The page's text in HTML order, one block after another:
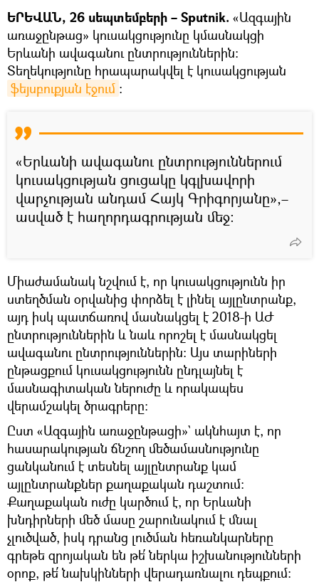
ԵՐԵՎԱՆ, 26 սեպտեմբերի – Sputnik. «Ազգային
առաջընթաց» կուսակցությունը կմասնակցի
Երևանի ավագանու ընտրություններին։
Տեղեկությունը հրապարակվել է կուսակցության
ֆեյսբուքյան էջում ։
«Երևանի ավագանու ընտրություններում
կուսակցության ցուցակը կգլխավորի
վարչության անդամ Հայկ Գրիգորյանը»,–
ասված է հաղորդագրության մեջ։
Միաժամանակ նշվում է, որ կուսակցությունն իր
ստեղծման օրվանից փորձել է լինել այլընտրանք,
այդ իսկ պատճառով մասնակցել է 2018-ի ԱԺ
ընտրություններին և նաև որոշել է մասնակցել
ավագանու ընտրություններին։ Այս տարիների
ընթացքում կուսակցությունն ընդլայնել է
մասնագիտական ներուժը և որակապես
վերամշակել ծրագրերը։
Ըստ «Ազգային առաջընթացի»` ակնհայտ է, որ
հասարակության ճնշող մեծամասնությունը
ցանկանում է տեսնել այլընտրանք կամ
այլընտրանքներ քաղաքական դաշտում։
Քաղաքական ուժը կարծում է, որ Երևանի
խնդիրների մեծ մասը շարունակում է մնալ
չլուծված, իսկ դրանց լուծման հեռանկարները
գրեթե զրոյական են թե՛ ներկա իշխանությունների
օրոք, թե՛ նախկինների վերադառնալու դեպքում։